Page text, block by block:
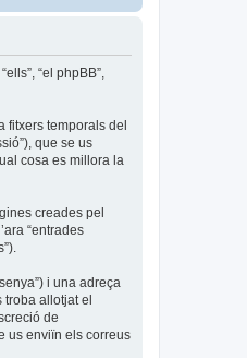
“el phpBB”,
fitxers temporals del
que se us
cosa es millora la
creades pel
“entrades
i una adreça
allotjat el
de
us enviïn els correus